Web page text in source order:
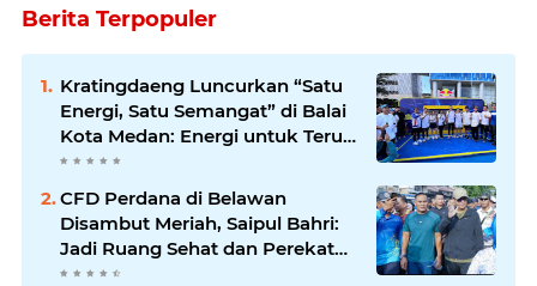
Berita Terpopuler
Kratingdaeng Luncurkan “Satu
Energi, Satu Semangat” di Balai
Kota Medan: Energi untuk Terus
Bergerak Maju
CFD Perdana di Belawan
Disambut Meriah, Saipul Bahri:
Jadi Ruang Sehat dan Perekat
Kebersamaan Warga Medan